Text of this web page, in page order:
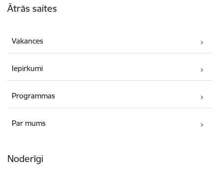
Ātrās saites
Vakances
Iepirkumi
Programmas
Par mums
Noderīgi